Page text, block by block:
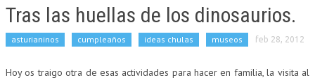
Tras las huellas de los dinosaurios.
asturianinos cumpleaños ideas chulas museos feb 28, 2012
Hoy os traigo otra de esas actividades para hacer en familia, la visita al